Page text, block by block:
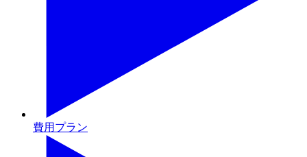
費用プラン